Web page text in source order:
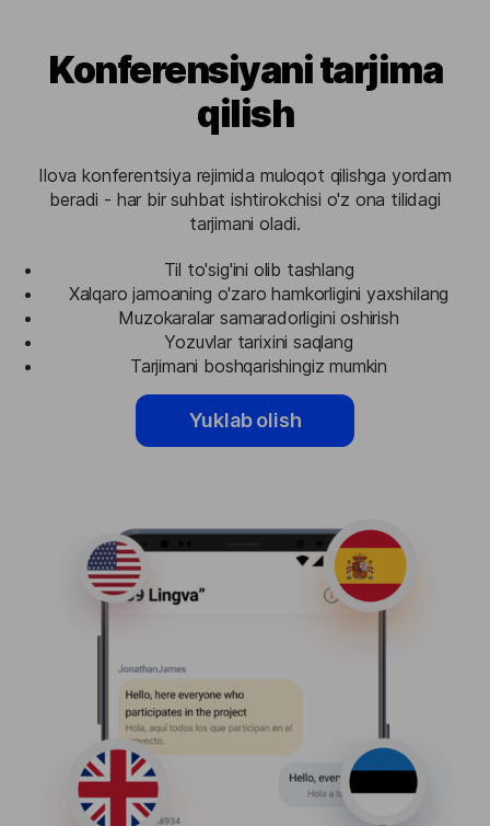
Konferensiyani tarjima
qilish
Ilova konferentsiya rejimida muloqot qilishga yordam
beradi - har bir suhbat ishtirokchisi o'z ona tilidagi
tarjimani oladi.
Til to'sig'ini olib tashlang
Xalqaro jamoaning o'zaro hamkorligini yaxshilang
Muzokaralar samaradorligini oshirish
Yozuvlar tarixini saqlang
Tarjimani boshqarishingiz mumkin
Yuklab olish